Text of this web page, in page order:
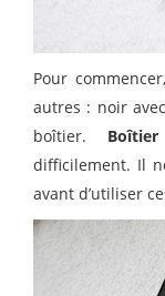
Pour
autres : noir
boîtier. Boîtier
difficilement. Il
avant d’utiliser